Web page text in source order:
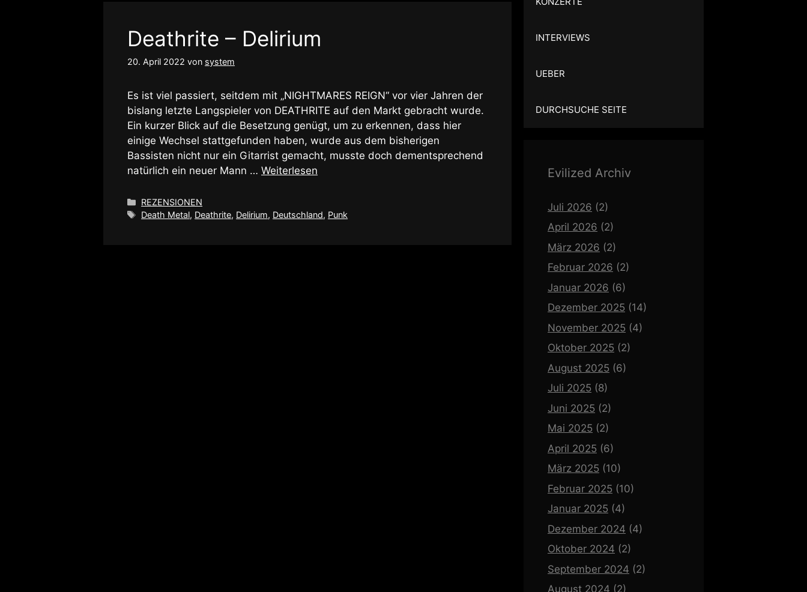
Deathrite – Delirium
20. April 2022 von system
Es ist viel passiert, seitdem mit „NIGHTMARES REIGN“ vor vier Jahren der
bislang letzte Langspieler von DEATHRITE auf den Markt gebracht wurde.
Ein kurzer Blick auf die Besetzung genügt, um zu erkennen, dass hier
einige Wechsel stattgefunden haben, wurde aus dem bisherigen
Bassisten nicht nur ein Gitarrist gemacht, musste doch dementsprechend
natürlich ein neuer Mann … Weiterlesen
Kategorien
REZENSIONEN
Schlagwörter
Death Metal, Deathrite, Delirium, Deutschland, Punk
INTERVIEWS
UEBER
DURCHSUCHE SEITE
Evilized Archiv
Juli 2026 (2)
April 2026 (2)
März 2026 (2)
Februar 2026 (2)
Januar 2026 (6)
Dezember 2025 (14)
November 2025 (4)
Oktober 2025 (2)
August 2025 (6)
Juli 2025 (8)
Juni 2025 (2)
Mai 2025 (2)
April 2025 (6)
März 2025 (10)
Februar 2025 (10)
Januar 2025 (4)
Dezember 2024 (4)
Oktober 2024 (2)
September 2024 (2)
August 2024 (2)